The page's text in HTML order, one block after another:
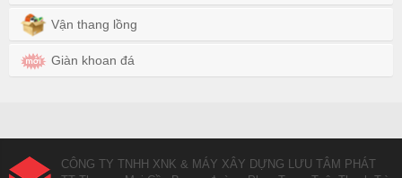
Vận thang lồng
Giàn khoan đá
CÔNG TY TNHH XNK & MÁY XÂY DỰNG LƯU TÂM PHÁT